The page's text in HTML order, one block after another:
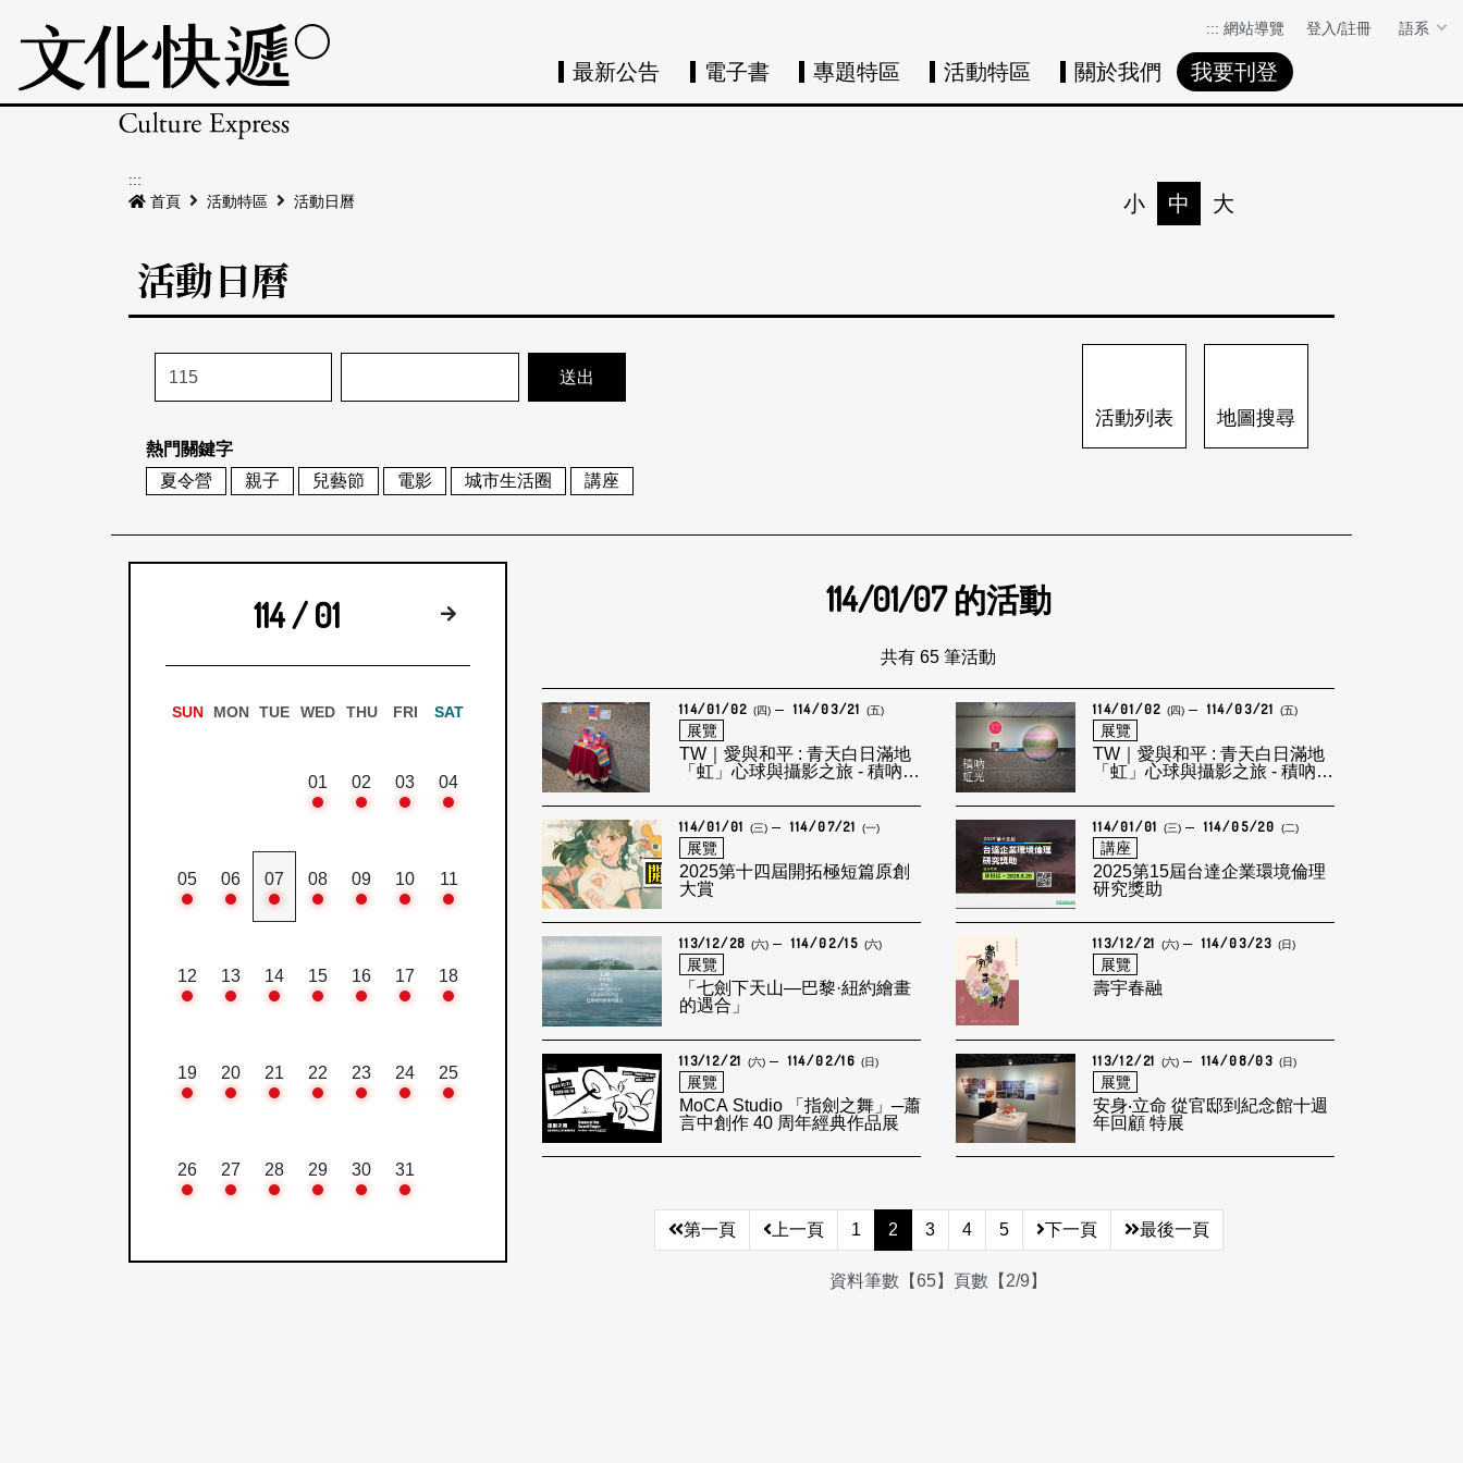
::: 網站導覽 登入/註冊 語系
最新公告 電子書 專題特區 活動特區 關於我們 我要刊登
:::
首頁
活動特區 活動日曆 小 中 大
活動日曆
熱門關鍵字
夏令營
親子 兒藝節 電影 城市生活圈 講座
活動列表 地圖搜尋
114 / 01 下個月
SUN MON TUE WED THU FRI SAT
01 02 03 04
05 06 07 08 09 10 11
12 13 14 15 16 17 18
19 20 21 22 23 24 25
26 27 28 29 30 31
114/01/07的活動
共有 65 筆活動
114/01/02 (四) 114/03/21 (五)
展覽
TW｜愛與和平 : 青天白日滿地
「虹」心球與攝影之旅 - 積吶虹
114/01/02 (四) 114/03/21 (五)
展覽
TW｜愛與和平 : 青天白日滿地
「虹」心球與攝影之旅 - 積吶虹
114/01/01 (三) 114/07/21 (一)
展覽
2025第十四屆開拓極短篇原創
大賞
114/01/01 (三) 114/05/20 (二)
講座
2025第15屆台達企業環境倫理
研究獎助
113/12/28 (六) 114/02/15 (六)
展覽
「七劍下天山—巴黎·紐約繪畫
的遇合」
113/12/21 (六) 114/03/23 (日)
展覽
壽宇春融
113/12/21 (六) 114/02/16 (日)
展覽
MoCA Studio 「指劍之舞」─蕭
言中創作 40 周年經典作品展
113/12/21 (六) 114/08/03 (日)
展覽
安身‧立命 從官邸到紀念館十週
年回顧 特展
第一頁 上一頁 1 2 3 4 5 下一頁 最後一頁
資料筆數【65】頁數【2/9】